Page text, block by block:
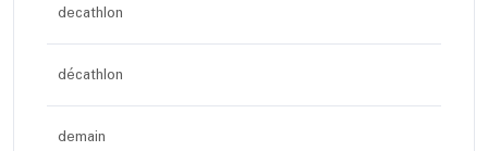
decathlon
décathlon
demain